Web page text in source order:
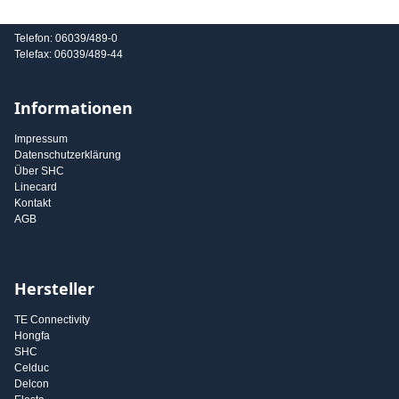
Telefon: 06039/489-0
Telefax: 06039/489-44
Informationen
Impressum
Datenschutzerklärung
Über SHC
Linecard
Kontakt
AGB
Hersteller
TE Connectivity
Hongfa
SHC
Celduc
Delcon